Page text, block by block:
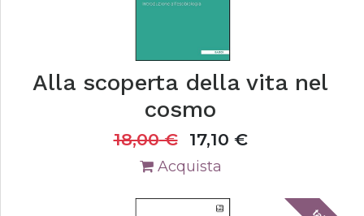
Alla scoperta della vita nel
cosmo
18,00€ 17,10 €
Acquista